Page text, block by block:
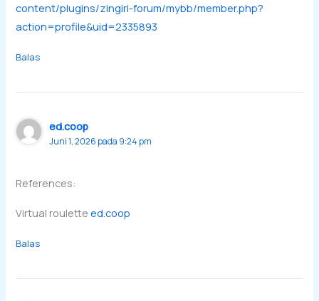
content/plugins/zingiri-forum/mybb/member.php?
action=profile&uid=2335893
Balas
ed.coop
Juni 1, 2026 pada 9:24 pm
References:
Virtual rouletteed.coop
Balas